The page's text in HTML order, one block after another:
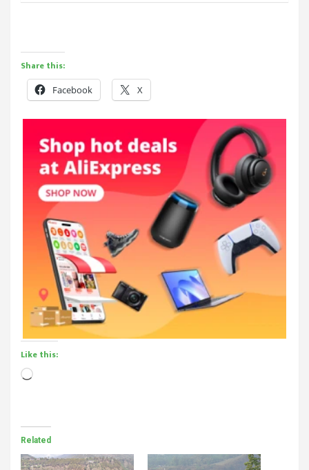
Share this:
Facebook X
Like this:
Loading…
Related